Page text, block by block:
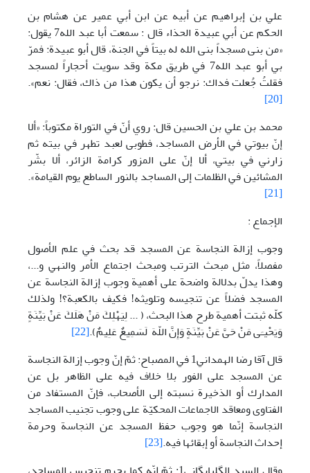
علي بن إبراهيم عن أبيه عن ابن أبي عمير عن هشام بن
الحكم عن أبي عبيدة الحذاء قال : سمعت أبا عبد الله7 يقول:
«من بنى مسجداً بنى الله له بيتاً في الجنة، قال أبو عبيدة: فمرّ
بي أبو عبد الله7 في طريق مكة وقد سويت أحجاراً لمسجد
فقلتُ جُعلت فداك: نرجو أن يكون هذا من ذاك، فقال: نعم».
[20]
محمد بن علي بن الحسين قال: روي أنّ في التوراة مكتوباً: «ألا
إنّ بيوتي في الأرض المساجد، فطوبى لعبد تطهر في بيته ثم
زارني في بيتي، ألا إنّ على المزور كرامة الزائر، ألا بشّر
المشائين في الظلمات إلى المساجد بالنور الساطع يوم القيامة».
[21]
الإجماع :
وجوب إزالة النجاسة عن المسجد قد بحث في علم الأصول
مفصلاً، مثل مبحث الترتب ومبحث اجتماع الأمر والنهي و...،
وهذا يدلّ بدلالة واضحة علی أهمية وجوب إزالة النجاسة عن
المسجد فضلاً عن تنجيسه وتلويثه! فکيف بالکعبة؟! ولذلك
کلّه ثبتت أهمية طرح هذا البحث، ( ... لِيَهْلِكَ مَنْ هَلَكَ عَنْ بَيِّنَةٍ
وَيَحْيـَى مَنْ حَىَّ عَنْ بَيِّنَةٍ وَإِنَّ اللّهَ لَسَمِيعٌ عَلِيمٌ).[22]
قال آقا رضا الهمداني1 في المصباح: ثمّ إنّ وجوب إزالة النجاسة
عن المسجد على الفور بلا خلاف فيه على الظاهر بل عن
المدارك أو الذخيرة نسبته إلى الأصحاب، فإنّ المستفاد من
الفتاوى ومعاقد الاجماعات المحكيّة على وجوب تجنيب المساجد
النجاسة إنّما هو وجوب حفظ المسجد عن النجاسة وحرمة
إحداث النجاسة أو إبقائها فيه.[23]